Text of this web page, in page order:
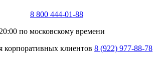
8 800 444-01-88
по московскому времени
корпоративных клиентов 8 (922) 977-88-78